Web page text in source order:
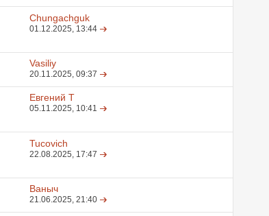
Chungachguk
01.12.2025, 13:44
Vasiliy
20.11.2025,09:37
Евгений Т
05.11.2025, 10:41
Tucovich
22.08.2025, 17:47
Ваныч
21.06.2025,21:40